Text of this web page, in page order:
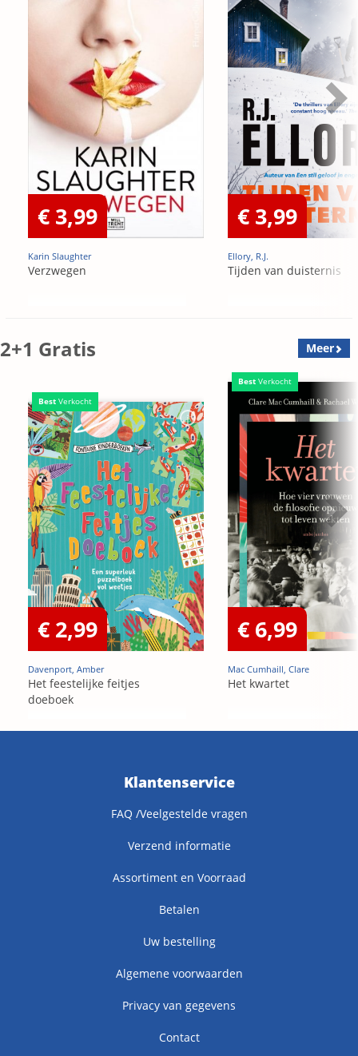
€ 3,99
Karin Slaughter
Verzwegen
€ 3,99
Ellory, R.J.
Tijden van duisternis
2+1 Gratis Meer
Best Verkocht
€ 2,99
Davenport, Amber
Het feestelijke feitjes
doeboek
Best Verkocht
€ 6,99
Mac Cumhaill, Clare
Het kwartet
Klantenservice
FAQ /Veelgestelde vragen
Verzend informatie
Assortiment en Voorraad
Betalen
Uw bestelling
Algemene voorwaarden
Privacy van gegevens
Contact